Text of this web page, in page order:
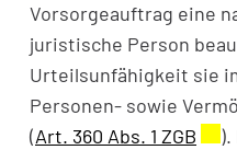
Vorsorgeauftrag eine
juristische Person
Urteilsunfähigkeit sie
Personen- sowie
(Art. 360 Abs. 1 ZGB